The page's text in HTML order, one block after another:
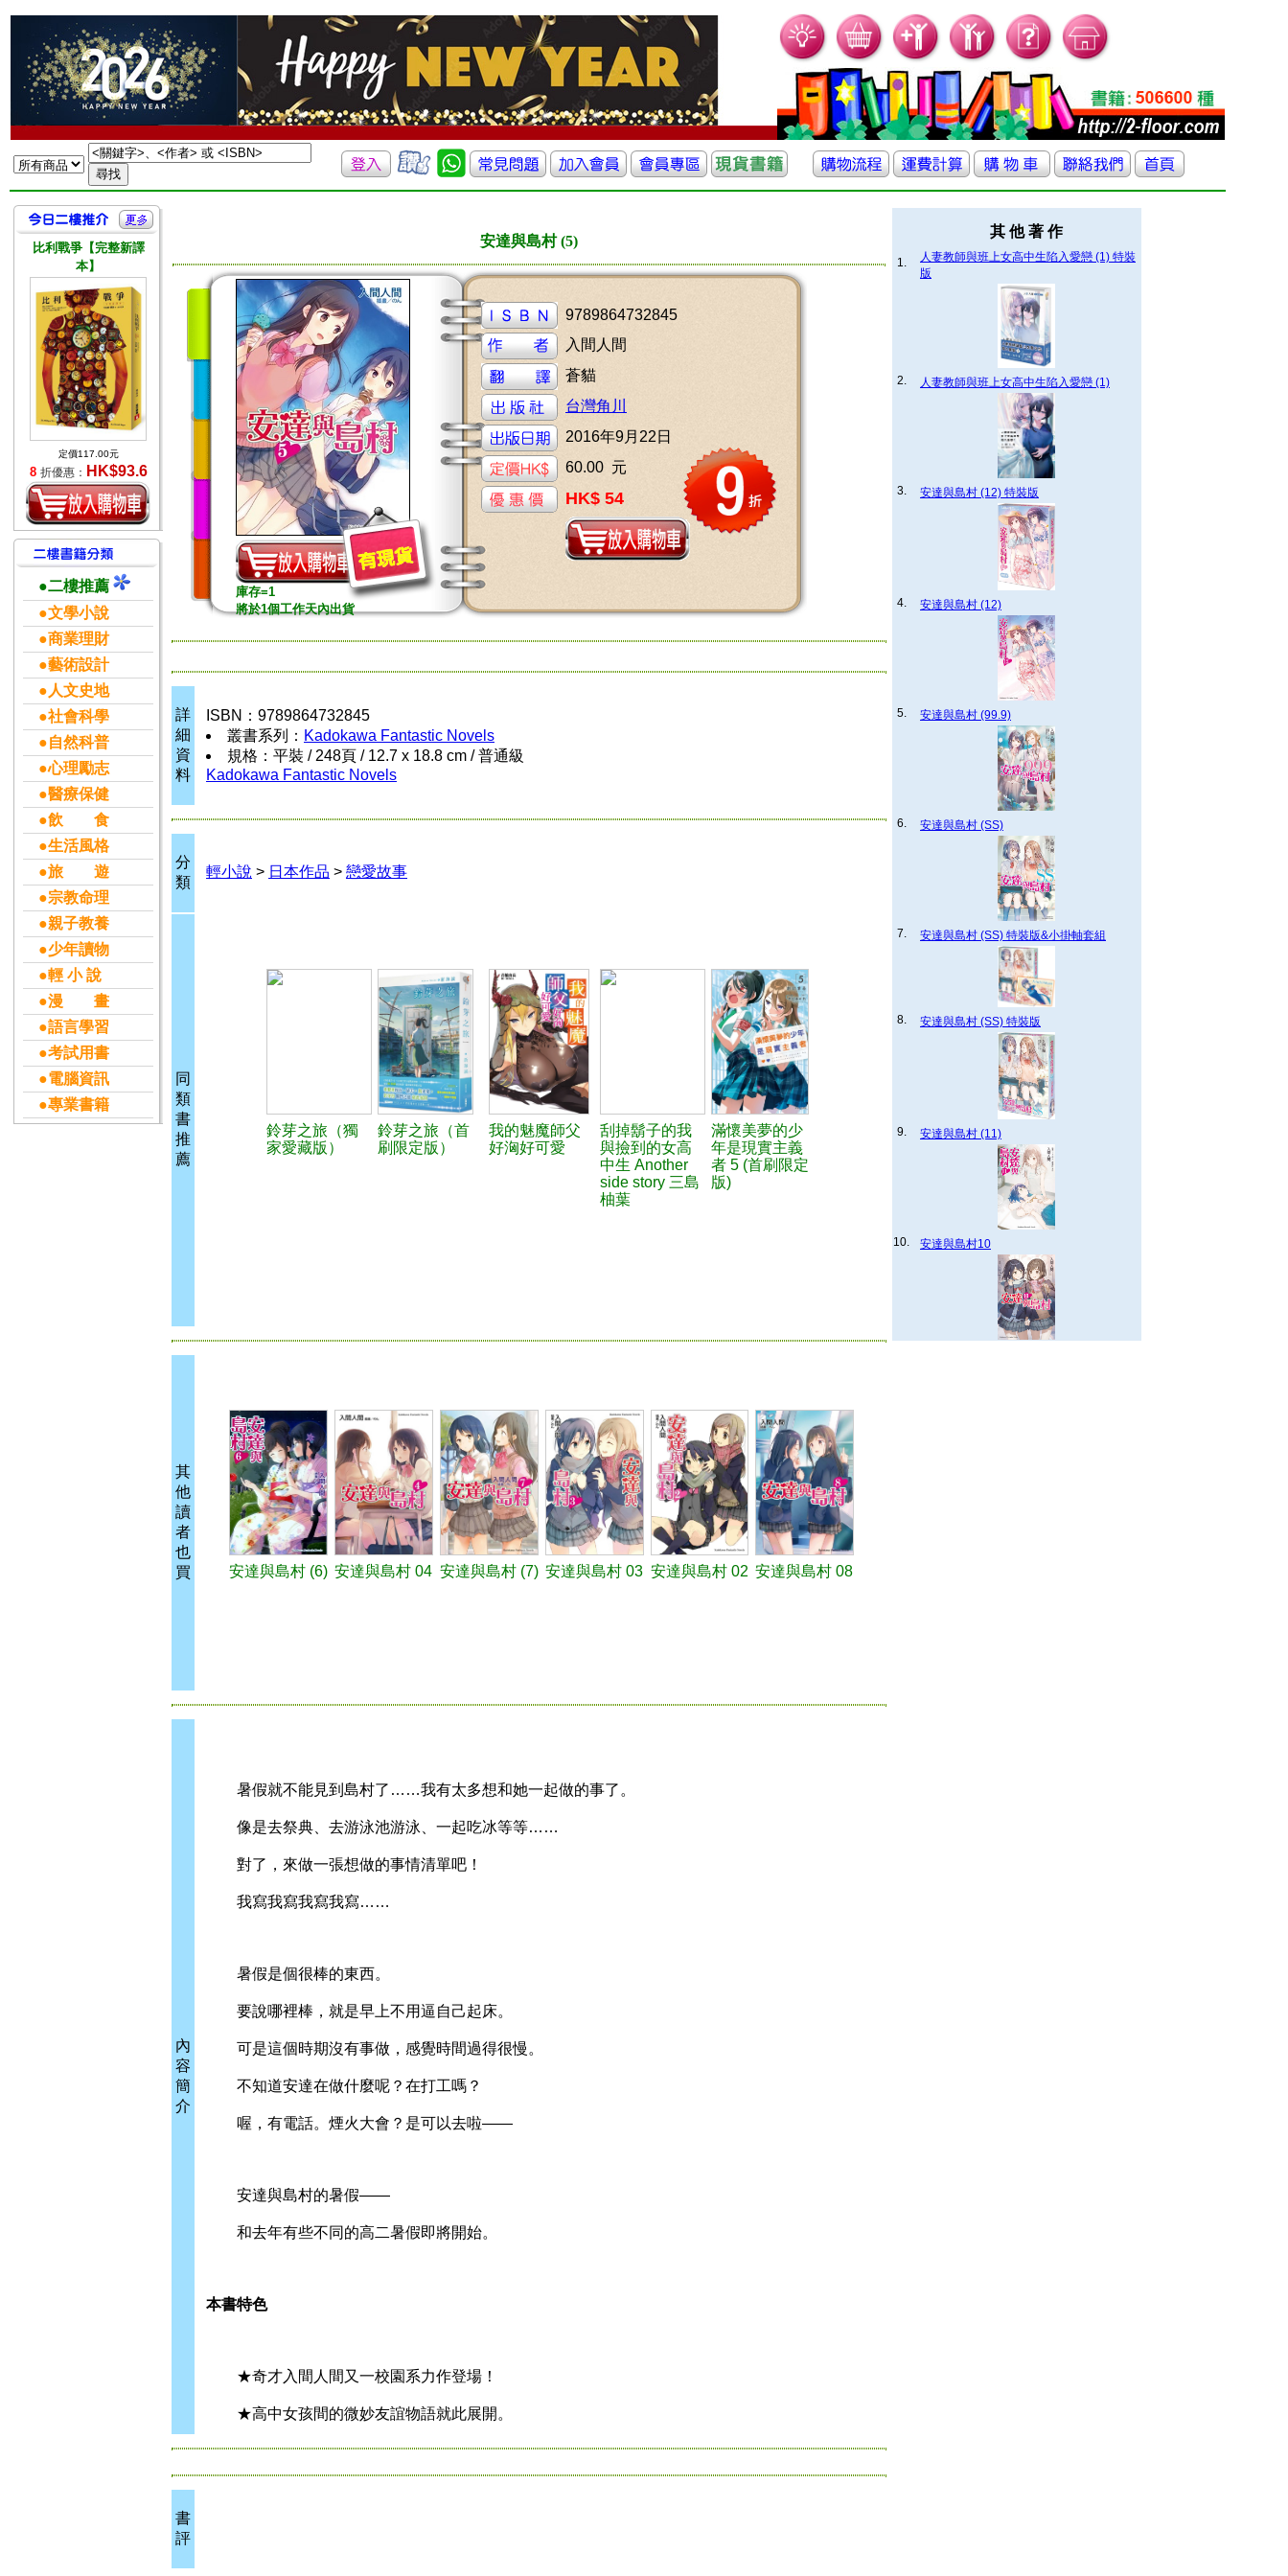
比利戰爭【完整新譯
本】
定價117.00元
8 折優惠： HK$93.6
●二樓推薦
●文學小說
●商業理財
●藝術設計
●人文史地
●社會科學
●自然科普
●心理勵志
●醫療保健
●飲 食
●生活風格
●旅 遊
●宗教命理
●親子教養
●少年讀物
●輕 小 說
●漫 畫
●語言學習
●考試用書
●電腦資訊
●專業書籍
安達與島村 (5)
庫存=1
將於1個工作天內出貨
9789864732845
入間人間
蒼貓
台灣角川
2016年9月22日
60.00 元
HK$ 54
詳
細
資
料
ISBN：9789864732845
叢書系列： Kadokawa Fantastic Novels
規格：平裝 / 248頁 / 12.7 x 18.8 cm / 普通級
Kadokawa Fantastic Novels
分
類
輕小說 > 日本作品 > 戀愛故事
同
類
書
推
薦
鈴芽之旅（獨
家愛藏版）
鈴芽之旅（首
刷限定版）
我的魅魔師父
好洶好可愛
刮掉鬍子的我
與撿到的女高
中生 Another
side story 三島
柚葉
滿懷美夢的少
年是現實主義
者 5 (首刷限定
版)
其
他
讀
者
也
買
安達與島村 (6) 安達與島村 04 安達與島村 (7) 安達與島村 03 安達與島村 02 安達與島村 08
內
容
簡
介
暑假就不能見到島村了……我有太多想和她一起做的事了。
像是去祭典、去游泳池游泳、一起吃冰等等……
對了，來做一張想做的事情清單吧！
我寫我寫我寫我寫……
暑假是個很棒的東西。
要說哪裡棒，就是早上不用逼自己起床。
可是這個時期沒有事做，感覺時間過得很慢。
不知道安達在做什麼呢？在打工嗎？
喔，有電話。煙火大會？是可以去啦——
安達與島村的暑假——
和去年有些不同的高二暑假即將開始。
本書特色
★奇才入間人間又一校園系力作登場！
★高中女孩間的微妙友誼物語就此展開。
書
評
其 他 著 作
1.
人妻教師與班上女高中生陷入愛戀 (1) 特裝
版
2. 人妻教師與班上女高中生陷入愛戀 (1)
3. 安達與島村 (12) 特裝版
4. 安達與島村 (12)
5. 安達與島村 (99.9)
6. 安達與島村 (SS)
7. 安達與島村 (SS) 特裝版&小掛軸套組
8. 安達與島村 (SS) 特裝版
9. 安達與島村 (11)
10. 安達與島村10